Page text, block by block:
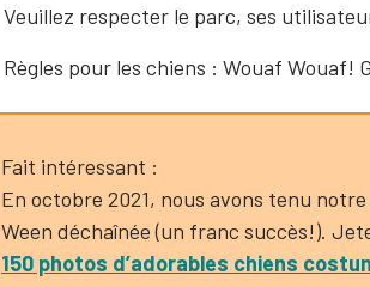
Veuillez respecter le parc, ses
Règles pour les chiens : Wouaf Wouaf!
Fait intéressant :
En octobre 2021, nous avons tenu
Ween déchaînée (un franc succès!).
150 photos d’adorables chiens